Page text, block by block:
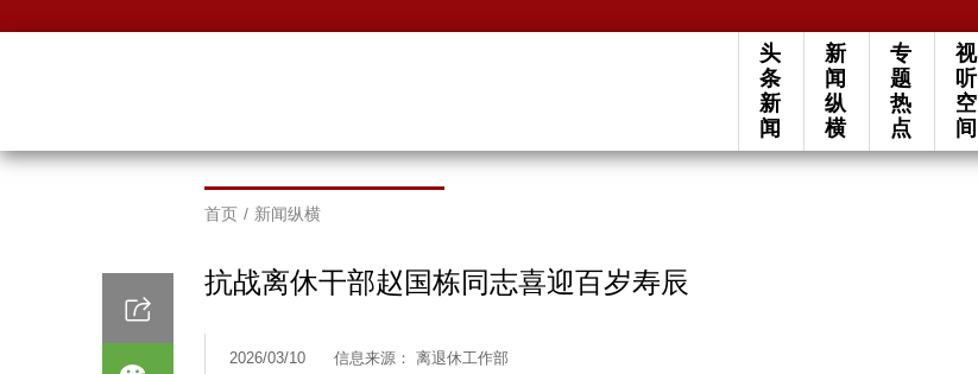
头
条
新
闻
新
闻
纵
横
专
题
热
点
视
听
空
间
首页 / 新闻纵横
抗战离休干部赵国栋同志喜迎百岁寿辰
2026/03/10
信息来源： 离退休工作部